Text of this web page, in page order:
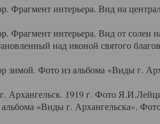
интерьера. Вид на
интерьера. Вид от солеи
над иконой святого
Фото из альбома «Виды г.
Архангельск. 1919 г. Фото
«Виды г. Архангельска».